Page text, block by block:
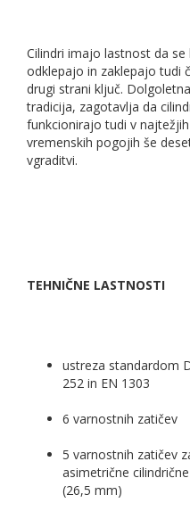
Cilindri imajo lastnost da se
odklepajo in zaklepajo tudi
drugi strani ključ.
tradicija, zagotavlja da
funkcionirajo tudi v najtežjih
vremenskih pogojih še
vgraditvi.
TEHNIČNE LASTNOSTI
ustreza standardom
252 in EN 1303
6 varnostnih zatičev
5 varnostnih zatičev
asimetrične
(26,5 mm)